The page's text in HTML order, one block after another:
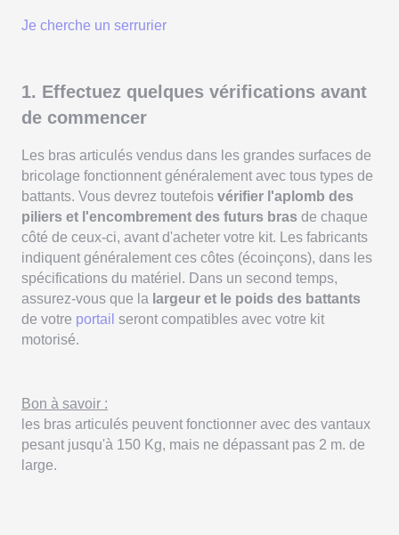
Je cherche un serrurier
1. Effectuez quelques vérifications avant
de commencer
Les bras articulés vendus dans les grandes surfaces de
bricolage fonctionnent généralement avec tous types de
battants. Vous devrez toutefois vérifier l'aplomb des
piliers et l'encombrement des futurs bras de chaque
côté de ceux-ci, avant d'acheter votre kit. Les fabricants
indiquent généralement ces côtes (écoinçons), dans les
spécifications du matériel. Dans un second temps,
assurez-vous que la largeur et le poids des battants
de votre portail seront compatibles avec votre kit
motorisé.
Bon à savoir :
les bras articulés peuvent fonctionner avec des vantaux
pesant jusqu'à 150 Kg, mais ne dépassant pas 2 m. de
large.